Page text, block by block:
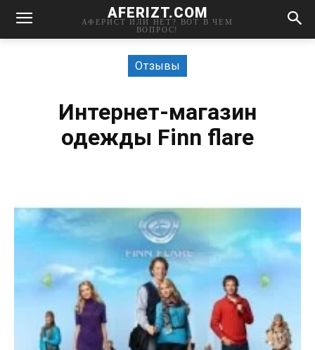
AFERIZT.COM
АФЕРИСТ ИЛИ НЕТ? ВОТ В ЧЕМ
ВОПРОС!
Отзывы
Интернет-магазин
одежды Finn flare